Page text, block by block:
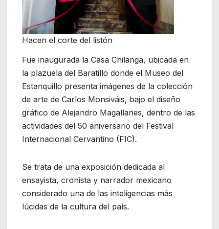
Hacen el corte del listón
Fue inaugurada la Casa Chilanga, ubicada en
la plazuela del Baratillo donde el Museo del
Estanquillo presenta imágenes de la colección
de arte de Carlos Monsiváis, bajo el diseño
gráfico de Alejandro Magallanes, dentro de las
actividades del 50 aniversario del Festival
Internacional Cervantino (FIC).
Se trata de una exposición dedicada al
ensayista, cronista y narrador mexicano
considerado una de las inteligencias más
lúcidas de la cultura del país.